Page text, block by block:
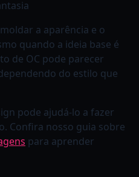
a aparência e o
quando a ideia base é
de OC pode parecer
do estilo que
pode ajudá-lo a fazer
Confira nosso guia sobre
para aprender